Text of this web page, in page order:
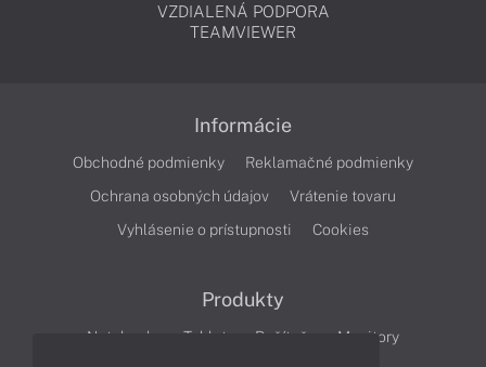
VZDIALENÁ PODPORA
TEAMVIEWER
Informácie
Obchodné podmienky
Reklamačné podmienky
Ochrana osobných údajov
Vrátenie tovaru
Vyhlásenie o prístupnosti
Cookies
Produkty
Notebooky Tablety Počítače Monitory